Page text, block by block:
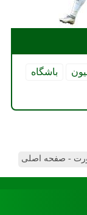
باشگاه
- صفحه اصلی